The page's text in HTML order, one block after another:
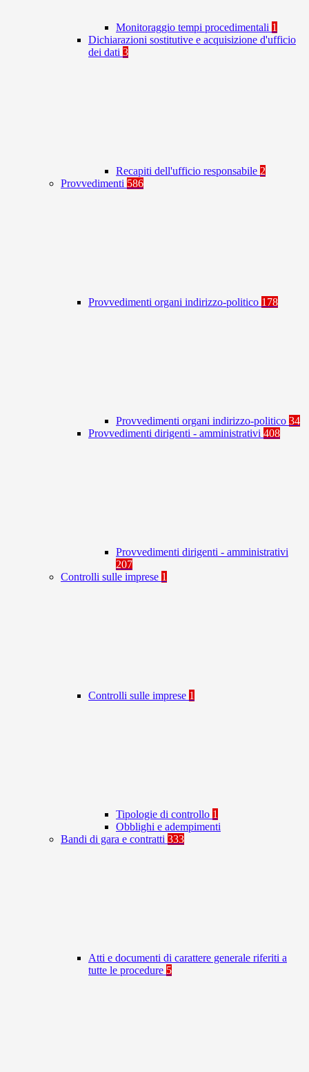
Monitoraggio tempi procedimentali 1
Dichiarazioni sostitutive e acquisizione d'ufficio
dei dati 3
Recapiti dell'ufficio responsabile 2
Provvedimenti 586
Provvedimenti organi indirizzo-politico 178
Provvedimenti organi indirizzo-politico 34
Provvedimenti dirigenti - amministrativi 408
Provvedimenti dirigenti - amministrativi
207
Controlli sulle imprese 1
Controlli sulle imprese 1
Tipologie di controllo 1
Obblighi e adempimenti
Bandi di gara e contratti 333
Atti e documenti di carattere generale riferiti a
tutte le procedure 5